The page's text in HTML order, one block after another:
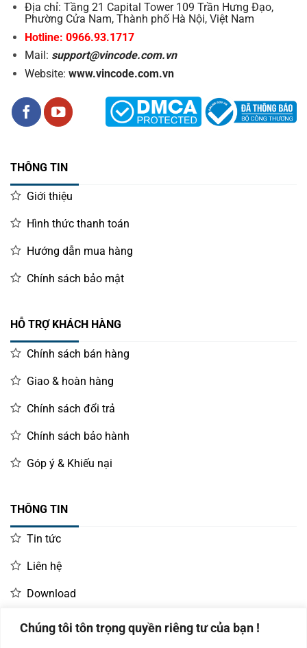
Chúng tôi tôn trọng quyền riêng tư của bạn !
Địa chỉ: Tầng 21 Capital Tower 109 Trần Hưng Đạo,
Phường Cửa Nam, Thành phố Hà Nội, Việt Nam
Hotline: 0966.93.1717
Mail: support@vincode.com.vn
Website: www.vincode.com.vn
THÔNG TIN
Giới thiệu
Hình thức thanh toán
Hướng dẫn mua hàng
Chính sách bảo mật
HỖ TRỢ KHÁCH HÀNG
Chính sách bán hàng
Giao & hoàn hàng
Chính sách đổi trả
Chính sách bảo hành
Góp ý & Khiếu nại
THÔNG TIN
Tin tức
Liên hệ
Download
LIÊN HỆ MUA HÀNG